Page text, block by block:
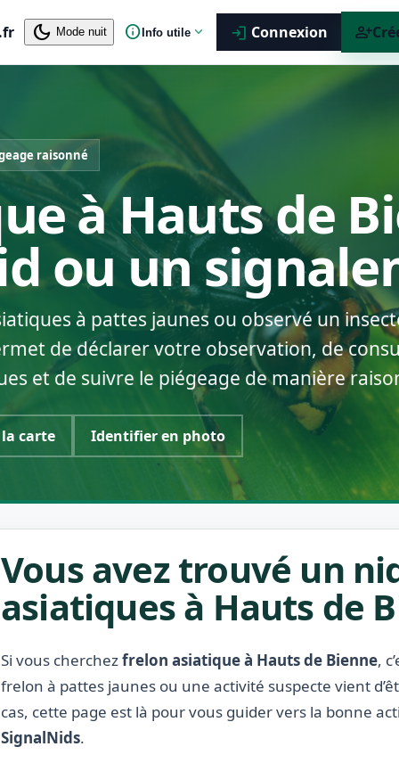
dark_mode Mode nuit infoInfo utile expand_more login Connexion person_add
raisonné
à Hauts de
ou un
à pattes jaunes ou observé un
de déclarer votre observation, de
et de suivre le piégeage de manière
carte Identifier en photo
Vous avez trouvé un
asiatiques à Hauts de
Si vous cherchezfrelon asiatique à Hauts de Bienne,
frelon à pattes jaunes ou une activité suspecte vient
cas, cette page est là pour vous guider vers la bonne
SignalNids.